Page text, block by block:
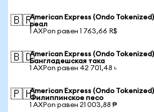
🇧🇷American Express (Ondo
реал
1 AXPon равен 1 763,66 R$
🇧🇩American Express (Ondo
Бангладешская така
1 AXPon равен 42 701,48 ৳
🇵🇭American Express (Ondo
Филиппинское песо
1 AXPon равен 21 003,88 ₱